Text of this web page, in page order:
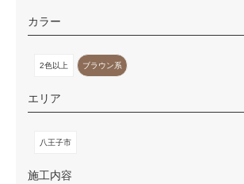
カラー
2色以上 ブラウン系
エリア
八王子市
施工内容